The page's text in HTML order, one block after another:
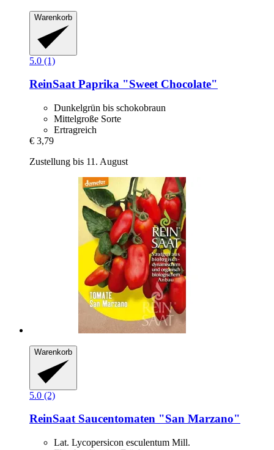
Warenkorb
5.0 (1)
ReinSaatPaprika "Sweet Chocolate"
Dunkelgrün bis schokobraun
Mittelgroße Sorte
Ertragreich
€ 3,79
Zustellung bis 11. August
Warenkorb
5.0 (2)
ReinSaatSaucentomaten "San Marzano"
Lat. Lycopersicon esculentum Mill.